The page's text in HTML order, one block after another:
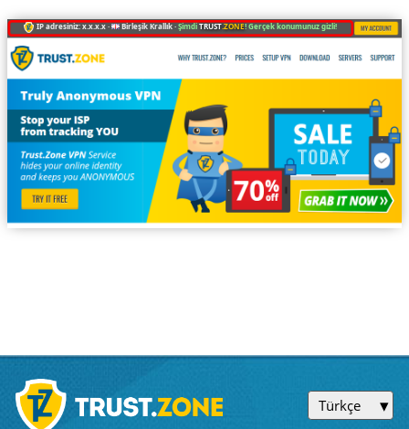
IP adresiniz: x.x.x.x · Birleşik Krallık ·ŞimdiTRUST.ZONE! Gerçek konumunuz gizli!
Türkçe